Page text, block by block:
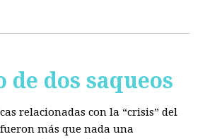
dos saqueos
relacionadas con la “crisis” del
más que nada una